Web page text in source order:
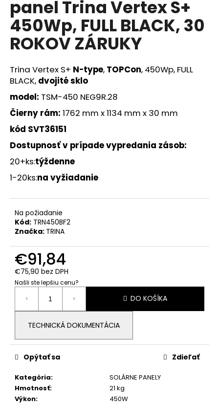
panel Trina Vertex S+
450Wp, FULL BLACK, 30
ROKOV ZÁRUKY
Trina Vertex S+ N-type, TOPCon, 450Wp, FULL
BLACK, dvojité sklo
model: TSM-450 NEG9R.28
Čierny rám: 1762 mm x 1134 mm x 30 mm
kód SVT36151
Dostupnosť v prípade vypredania zásob:
20+ks:týždenne
1-20ks:na vyžiadanie
Na požiadanie
Kód: TRN450BF2
Značka: TRINA
€91,84
€75,90 bez DPH
Našli ste lepšiu cenu?
Jednotková
cena:
DO KOŠÍKA
TECHNICKÁ DOKUMENTÁCIA
Kategória:
SOLÁRNE PANELY
Hmotnosť:
21 kg
Výkon: 450W
Opýtať sa Zdieľať
á
j
s
ť
?
HĽADAŤ
O
d
p
r
ú
č
a
BATÉRIA
DEYE
B,
NÍZKE
NAPÄTIE
NN
€1
591,84